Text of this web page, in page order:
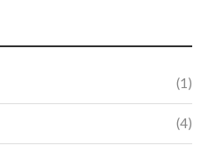
(1)
(4)